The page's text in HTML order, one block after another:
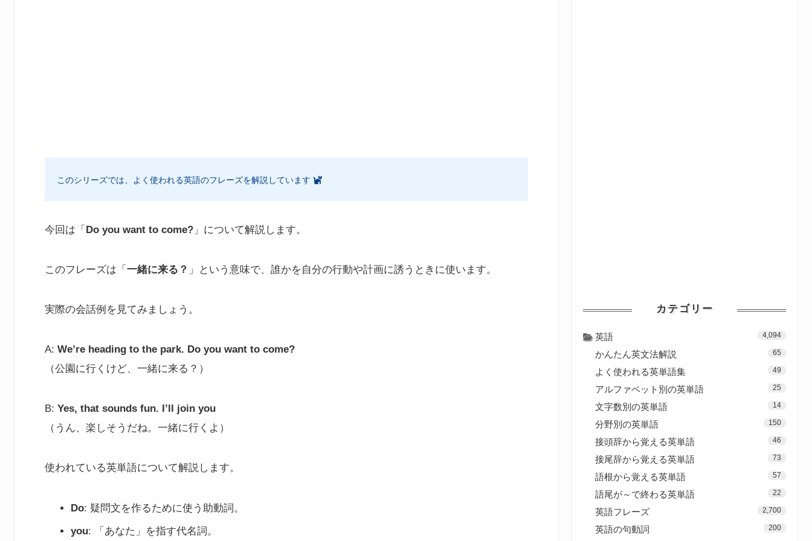
このシリーズでは、よく使われる英語のフレーズを解説しています
今回は「 Do you want to come? 」について解説します。
このフレーズは「 一緒に来る？ 」という意味で、誰かを自分の行動や計画に誘うときに使います。
実際の会話例を見てみましょう。
A: We’re heading to the park. Do you want to come?
（公園に行くけど、一緒に来る？）
B: Yes, that sounds fun. I’ll join you
（うん、楽しそうだね。一緒に行くよ）
使われている英単語について解説します。
Do: 疑問文を作るために使う助動詞。
you: 「あなた」を指す代名詞。
カテゴリー
英語 4,094
かんたん英文法解説 65
よく使われる英単語集 49
アルファベット別の英単語 25
文字数別の英単語 14
分野別の英単語 150
接頭辞から覚える英単語 46
接尾辞から覚える英単語 73
語根から覚える英単語 57
語尾が～で終わる英単語 22
英語フレーズ 2,700
英語の句動詞 200